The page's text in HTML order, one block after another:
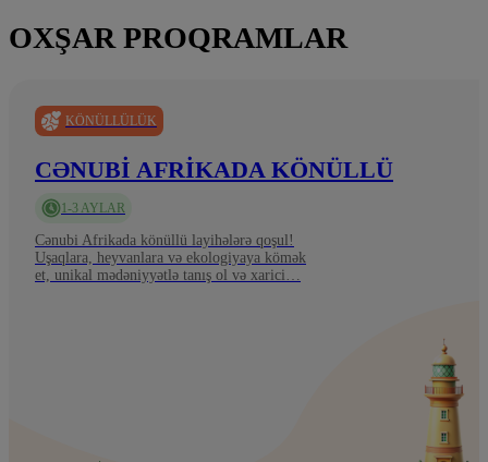
OXŞAR PROQRAMLAR
KÖNÜLLÜLÜK
CƏNUBI AFRIKADA KÖNÜLLÜ
1-3 AYLAR
Cənubi Afrikada könüllü layihələrə qoşul!
Uşaqlara, heyvanlara və ekologiyaya kömək
et, unikal mədəniyyətlə tanış ol və xarici…